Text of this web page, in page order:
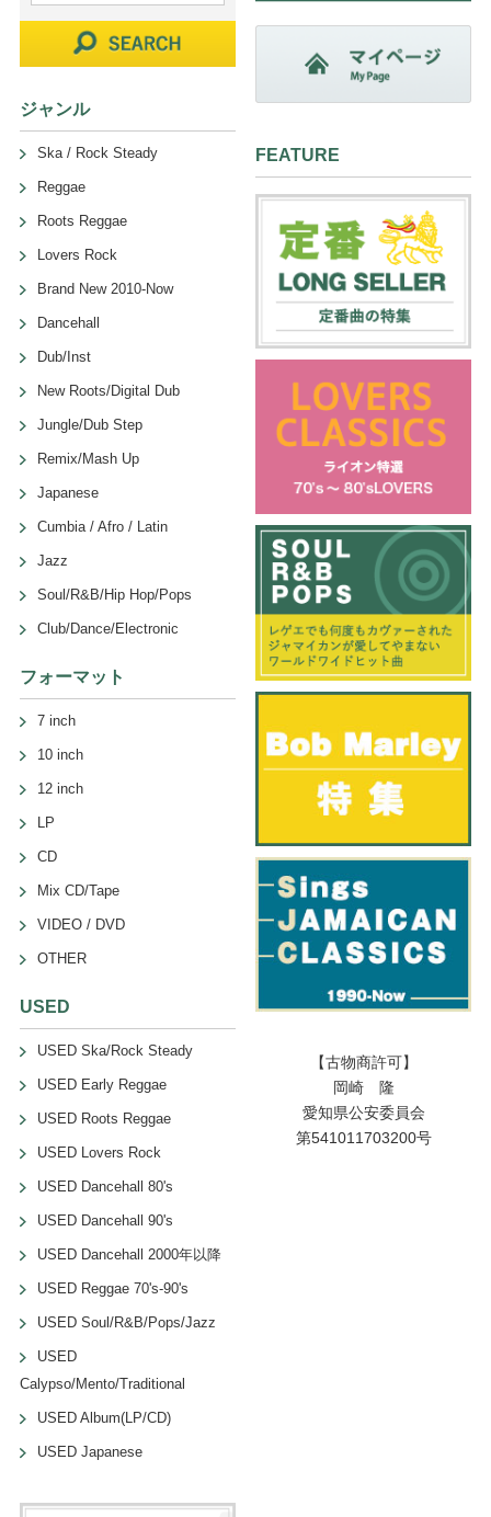
ジャンル
Ska / Rock Steady
Reggae
Roots Reggae
Lovers Rock
Brand New 2010-Now
Dancehall
Dub/Inst
New Roots/Digital Dub
Jungle/Dub Step
Remix/Mash Up
Japanese
Cumbia / Afro / Latin
Jazz
Soul/R&B/Hip Hop/Pops
Club/Dance/Electronic
フォーマット
7 inch
10 inch
12 inch
LP
CD
Mix CD/Tape
VIDEO / DVD
OTHER
USED
USED Ska/Rock Steady
USED Early Reggae
USED Roots Reggae
USED Lovers Rock
USED Dancehall 80's
USED Dancehall 90's
USED Dancehall 2000年以降
USED Reggae 70's-90's
USED Soul/R&B/Pops/Jazz
USED
Calypso/Mento/Traditional
USED Album(LP/CD)
USED Japanese
FEATURE
【古物商許可】
岡崎 隆
愛知県公安委員会
第541011703200号